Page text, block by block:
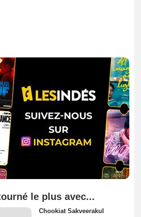
le plus avec...
Chookiat Sakveerakul